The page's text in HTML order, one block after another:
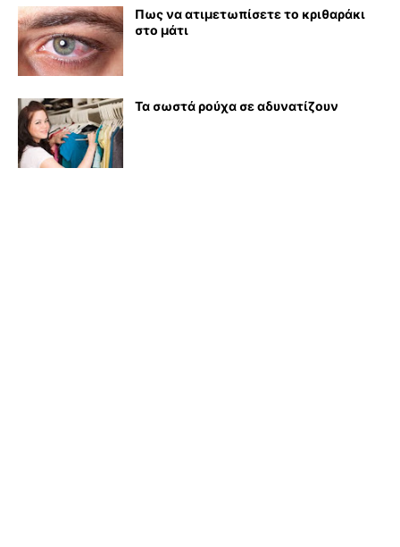
Πως να ατιμετωπίσετε το κριθαράκι
στο μάτι
Τα σωστά ρούχα σε αδυνατίζουν